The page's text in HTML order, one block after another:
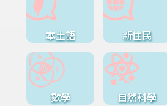
本土語 新住民
數學 自然科學